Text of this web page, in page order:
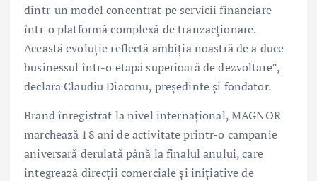
dintr-un model concentrat pe servicii financiare
într-o platformă complexă de tranzacționare.
Această evoluție reflectă ambiția noastră de a duce
businessul într-o etapă superioară de dezvoltare”,
declară Claudiu Diaconu, președinte și fondator.
Brand înregistrat la nivel internațional, MAGNOR
marchează 18 ani de activitate printr-o campanie
aniversară derulată până la finalul anului, care
integrează direcții comerciale și inițiative de